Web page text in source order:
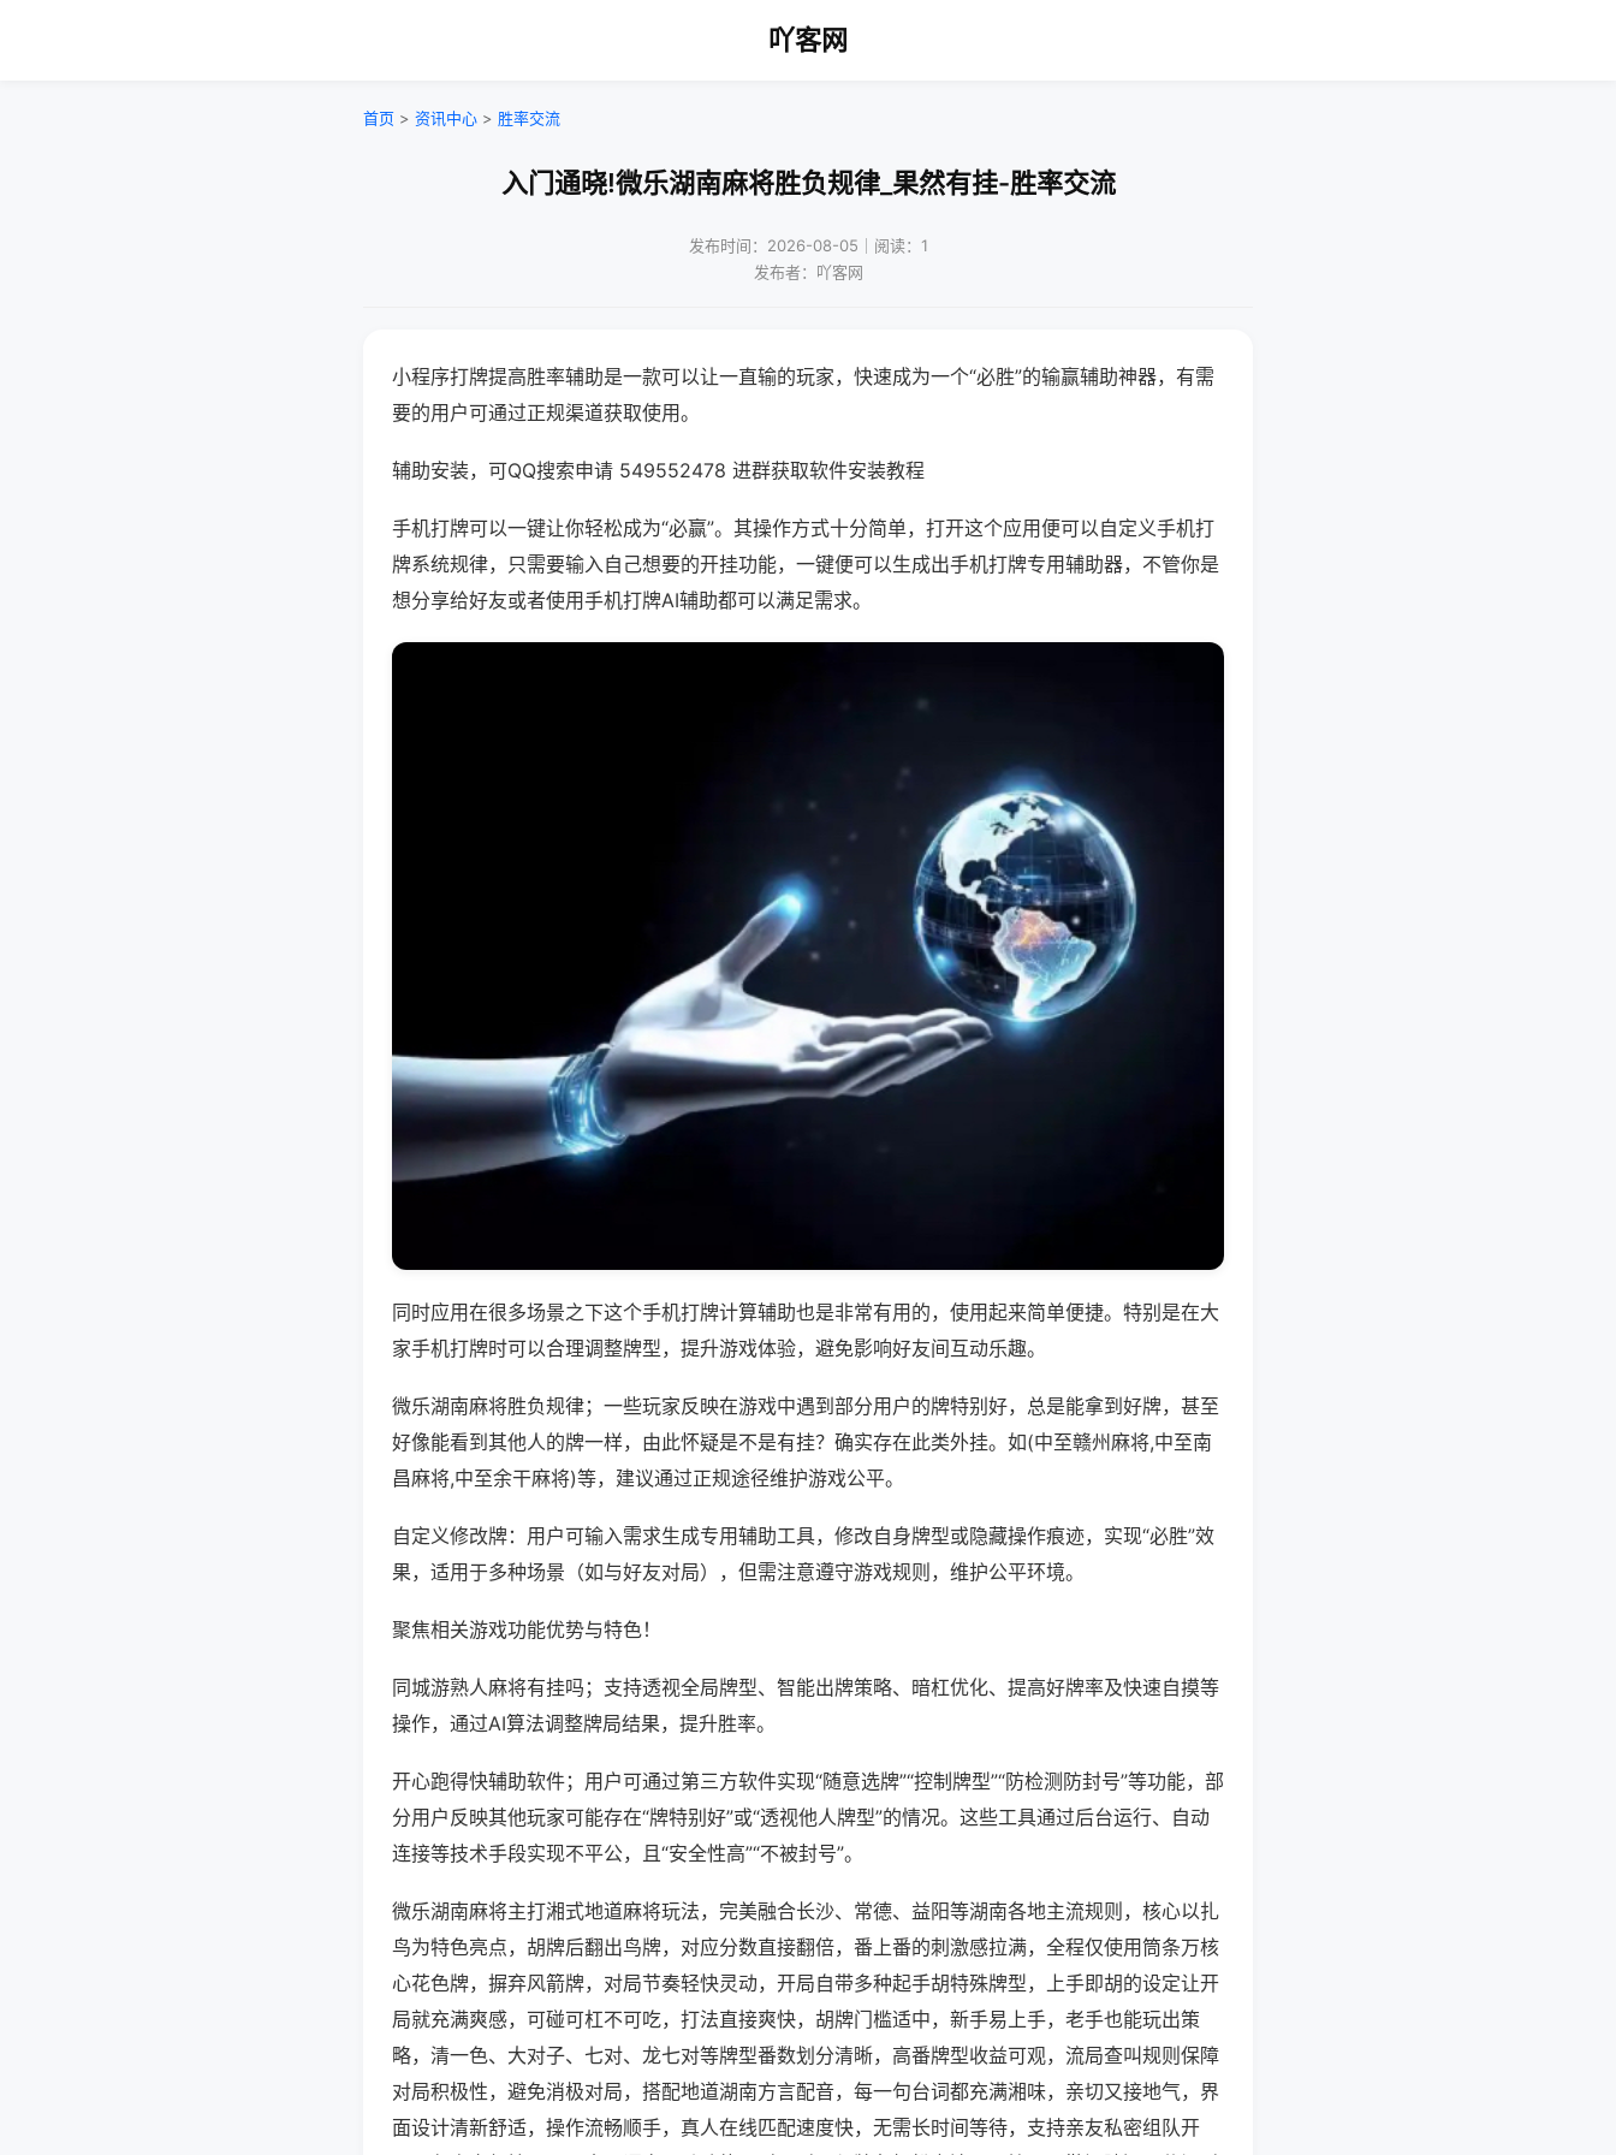
吖客网
首页 > 资讯中心 > 胜率交流
入门通晓!微乐湖南麻将胜负规律_果然有挂-胜率交流
发布时间：2026-08-05｜阅读：1
发布者：吖客网
小程序打牌提高胜率辅助是一款可以让一直输的玩家，快速成为一个“必胜”的输赢辅助神器，有需
要的用户可通过正规渠道获取使用。
辅助安装，可QQ搜索申请 549552478 进群获取软件安装教程
手机打牌可以一键让你轻松成为“必赢”。其操作方式十分简单，打开这个应用便可以自定义手机打
牌系统规律，只需要输入自己想要的开挂功能，一键便可以生成出手机打牌专用辅助器，不管你是
想分享给好友或者使用手机打牌AI辅助都可以满足需求。
同时应用在很多场景之下这个手机打牌计算辅助也是非常有用的，使用起来简单便捷。特别是在大
家手机打牌时可以合理调整牌型，提升游戏体验，避免影响好友间互动乐趣。
微乐湖南麻将胜负规律；一些玩家反映在游戏中遇到部分用户的牌特别好，总是能拿到好牌，甚至
好像能看到其他人的牌一样，由此怀疑是不是有挂？确实存在此类外挂。如(中至赣州麻将,中至南
昌麻将,中至余干麻将)等，建议通过正规途径维护游戏公平。
自定义修改牌：用户可输入需求生成专用辅助工具，修改自身牌型或隐藏操作痕迹，实现“必胜”效
果，适用于多种场景（如与好友对局），但需注意遵守游戏规则，维护公平环境。
聚焦相关游戏功能优势与特色！
同城游熟人麻将有挂吗；支持透视全局牌型、智能出牌策略、暗杠优化、提高好牌率及快速自摸等
操作，通过AI算法调整牌局结果，提升胜率。
开心跑得快辅助软件；用户可通过第三方软件实现“随意选牌”“控制牌型”“防检测防封号”等功能，部
分用户反映其他玩家可能存在“牌特别好”或“透视他人牌型”的情况。这些工具通过后台运行、自动
连接等技术手段实现不平公，且“安全性高”“不被封号”。
微乐湖南麻将主打湘式地道麻将玩法，完美融合长沙、常德、益阳等湖南各地主流规则，核心以扎
鸟为特色亮点，胡牌后翻出鸟牌，对应分数直接翻倍，番上番的刺激感拉满，全程仅使用筒条万核
心花色牌，摒弃风箭牌，对局节奏轻快灵动，开局自带多种起手胡特殊牌型，上手即胡的设定让开
局就充满爽感，可碰可杠不可吃，打法直接爽快，胡牌门槛适中，新手易上手，老手也能玩出策
略，清一色、大对子、七对、龙七对等牌型番数划分清晰，高番牌型收益可观，流局查叫规则保障
对局积极性，避免消极对局，搭配地道湖南方言配音，每一句台词都充满湘味，亲切又接地气，界
面设计清新舒适，操作流畅顺手，真人在线匹配速度快，无需长时间等待，支持亲友私密组队开